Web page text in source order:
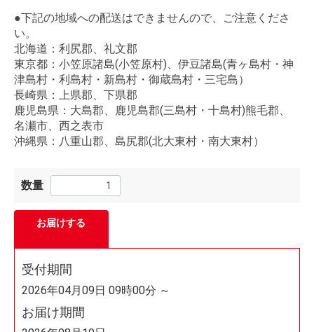
●下記の地域への配送はできませんので、ご注意くださ
い。
北海道：利尻郡、礼文郡
東京都：小笠原諸島(小笠原村)、伊豆諸島(青ヶ島村・神
津島村・利島村・新島村・御蔵島村・三宅島）
長崎県：上県郡、下県郡
鹿児島県：大島郡、鹿児島郡(三島村・十島村)熊毛郡、
名瀬市、西之表市
沖縄県：八重山郡、島尻郡(北大東村・南大東村）
数量
お届けする
受付期間
2026年04月09日 09時00分 ～
お届け期間